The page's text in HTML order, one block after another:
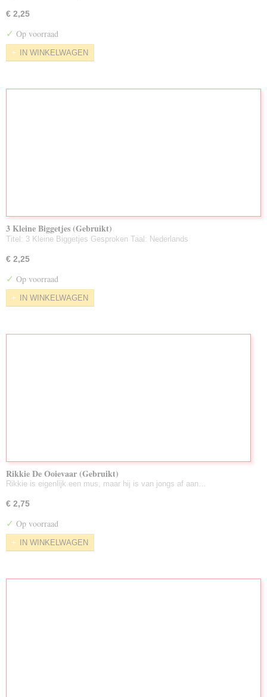
€ 2,25
✓ Op voorraad
IN WINKELWAGEN
3 Kleine Biggetjes (Gebruikt)
Titel: 3 Kleine Biggetjes Gesproken Taal: Nederlands
€ 2,25
✓ Op voorraad
IN WINKELWAGEN
Rikkie De Ooievaar (Gebruikt)
Rikkie is eigenlijk een mus, maar hij is van jongs af aan…
€ 2,75
✓ Op voorraad
IN WINKELWAGEN